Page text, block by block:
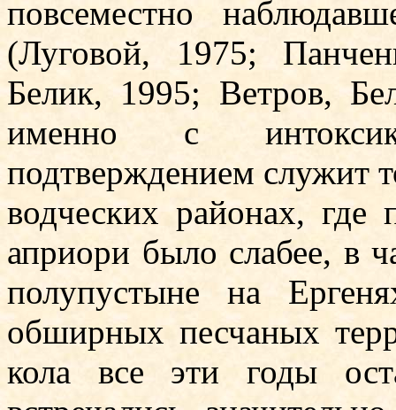
повсеместно
(Луговой, 1975;
Белик, 1995; Ветров,
именно с
подтверждением служит
водчес­ких районах, где
априори было слабее, в
полупусты­не на
обширных песчаных
кола все эти годы